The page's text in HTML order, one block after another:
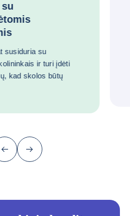
susiduria su
ir turi įdėti
kad skolos būtų
Ankstesnis (grįžti prie paskutinio
Kitas